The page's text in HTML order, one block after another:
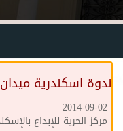
ندوة اسكندرية
2014-09-02
مركز الحرية للإبداع